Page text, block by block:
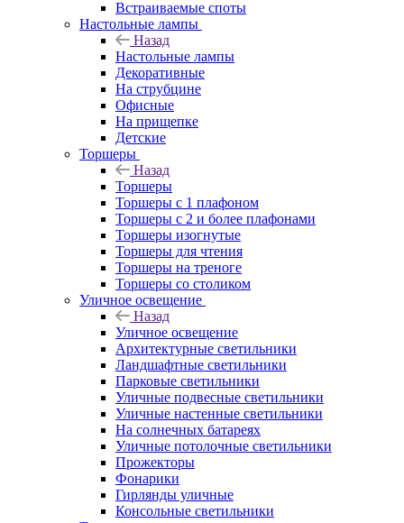
Встраиваемые споты
Настольные лампы
Назад
Настольные лампы
Декоративные
На струбцине
Офисные
На прищепке
Детские
Торшеры
Назад
Торшеры
Торшеры с 1 плафоном
Торшеры с 2 и более плафонами
Торшеры изогнутые
Торшеры для чтения
Торшеры на треноге
Торшеры со столиком
Уличное освещение
Назад
Уличное освещение
Архитектурные светильники
Ландшафтные светильники
Парковые светильники
Уличные подвесные светильники
Уличные настенные светильники
На солнечных батареях
Уличные потолочные светильники
Прожекторы
Фонарики
Гирлянды уличные
Консольные светильники